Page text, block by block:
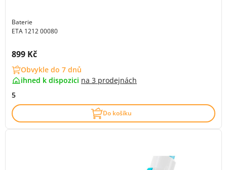
Baterie
ETA 1212 00080
Cena s DPH:
899 Kč
Obvykle do 7 dnů
ihned k dispozici na 3 prodejnách
5
Do košíku